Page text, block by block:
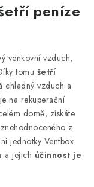
peníze
venkovní vzduch,
tomu šetří
chladný vzduch a
na rekuperační
domě, získáte
z
jednotky Ventbox
a jejich účinnost je